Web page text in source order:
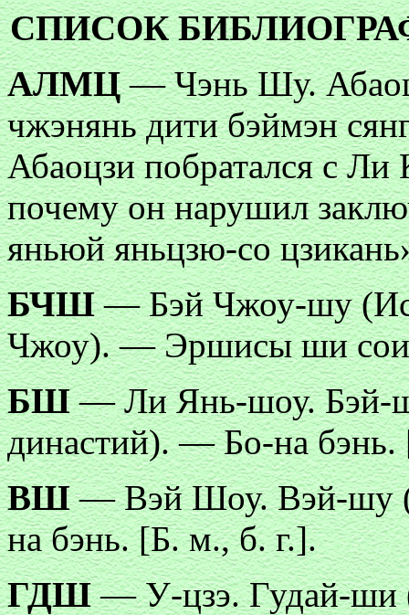
СПИСОК
АЛМЦ— Чэнь Шу.
чжэнянь дити бэймэн
Абаоцзи побратался с
почему он нарушил
яньюй яньцзю-со
БЧШ— Бэй Чжоу-шу
Чжоу). — Эршисы ши
БШ— Ли Янь-шоу. Бэй-
династий). — Бо-на бэнь.
ВШ— Вэй Шоу. Вэй-шу
на бэнь. [Б. м., б. г.].
ГДШ— У-цзэ. Гудай-ши